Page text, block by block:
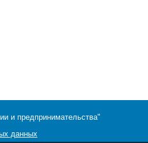
и предпринимательства"
данных